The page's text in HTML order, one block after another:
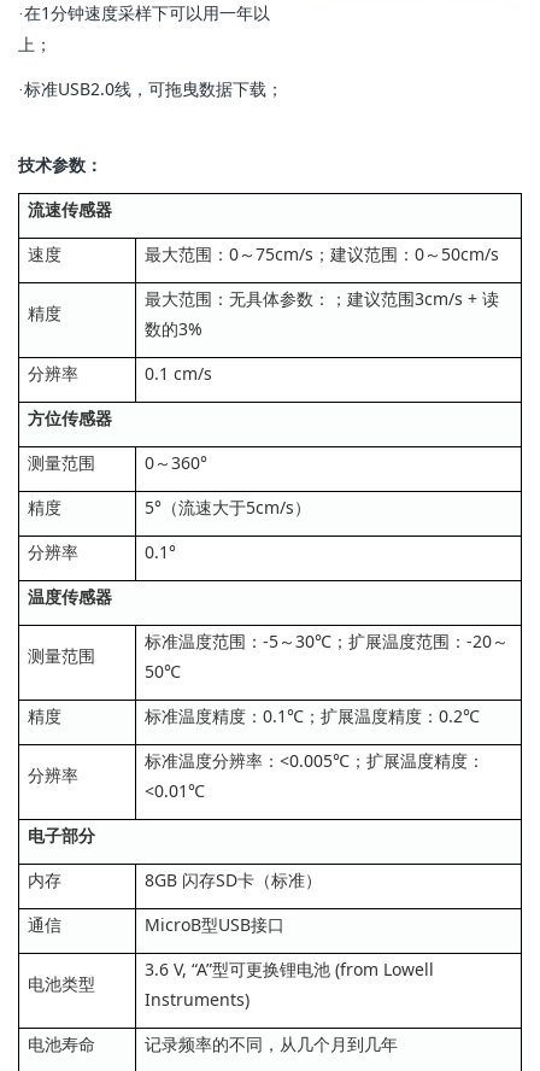
·在1分钟速度采样下可以用一年以
上；
·标准USB2.0线，可拖曳数据下载；
技术参数：
流速传感器
速度
最大范围：0～75cm/s；建议范围：0～50cm/s
精度
最大范围：无具体参数：；建议范围3cm/s + 读
数的3%
分辨率
0.1 cm/s
方位传感器
测量范围
0～360°
精度
5°（流速大于5cm/s）
分辨率
0.1°
温度传感器
测量范围
标准温度范围：-5～30℃；扩展温度范围：-20～
50℃
精度
标准温度精度：0.1℃；扩展温度精度：0.2℃
分辨率
标准温度分辨率：<0.005℃；扩展温度精度：
<0.01℃
电子部分
内存
8GB 闪存SD卡（标准）
通信
MicroB型USB接口
电池类型
3.6 V, “A”型可更换锂电池 (from Lowell
Instruments)
电池寿命
记录频率的不同，从几个月到几年